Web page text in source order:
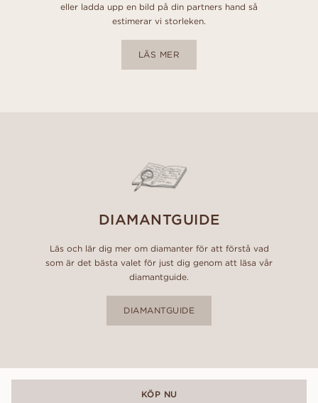
eller ladda upp en bild på din partners hand så
estimerar vi storleken.
LÄS MER
DIAMANTGUIDE
Läs och lär dig mer om diamanter för att förstå vad
som är det bästa valet för just dig genom att läsa vår
diamantguide.
DIAMANTGUIDE
KÖP NU